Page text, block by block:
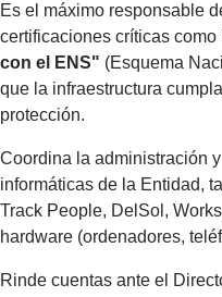
Es el máximo responsable
certificaciones críticas como
con el ENS" (Esquema
que la infraestructura
protección.
Coordina la administración
informáticas de la Entidad,
Track People, DelSol,
hardware (ordenadores,
Rinde cuentas ante el